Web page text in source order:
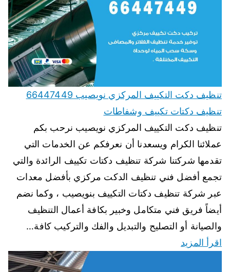
تنظيف دكت التكييف المركزي نويصيب 66447449
تنظيف دكتات تكييف وشفاطات
تنظيف دكت التكييف المركزي نويصيب نرحب بكم
عملائنا الكرام ويسعدنا أن نعرفكم عن الخدمات التي
تقدمها شركتنا شركة تنظيف دكتات تكييف الرائدة والتي
تجمع أفضل فني تنظيف الدكت مركزي بأفضل معدات
عبر شركة تنظيف دكتات التكييف بنويصيب ، وكما نضم
أيضاً فريق فني متكامل وخبير بكافة أعمال التنظيف
والصيانة أو التصليح والتبديل والفك والتركيب كافة…
اقرأ المزيد